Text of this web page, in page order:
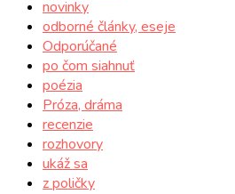
novinky
odborné články, eseje
Odporúčané
po čom siahnuť
poézia
Próza, dráma
recenzie
rozhovory
ukáž sa
z poličky